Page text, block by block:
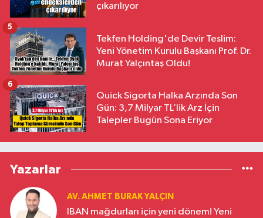
çıkarılıyor
Tekfen Holding'de Devir Teslim:
Yeni Yönetim Kurulu Başkanı Prof. Dr.
Murat Yalçıntaş Oldu!
5
Quick Sigorta Halka Arzında Son
Gün: 3,7 Milyar TL’lik Arz İçin
Talepler Bugün Sona Eriyor
6
Yazarlar
AV. AHMET BURAK YALÇIN
IBAN mağdurları için yeni dönem! Yeni